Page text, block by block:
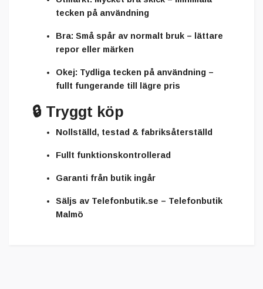
tecken på användning
Bra: Små spår av normalt bruk – lättare
repor eller märken
Okej: Tydliga tecken på användning –
fullt fungerande till lägre pris
🔒 Tryggt köp
Nollställd, testad & fabriksåterställd
Fullt funktionskontrollerad
Garanti från butik ingår
Säljs av Telefonbutik.se – Telefonbutik
Malmö